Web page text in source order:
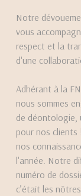
Notre
vous
respect et la
d'une
Adhérant à la
nous sommes
de déontologie,
pour nos
nos
l'année. Notre
numéro de
c’était les